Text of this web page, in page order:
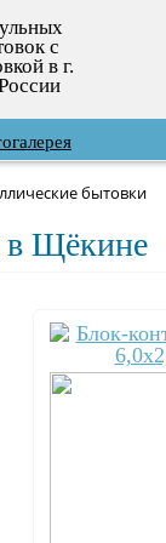
с
в г.
бытовки
в Щёкине